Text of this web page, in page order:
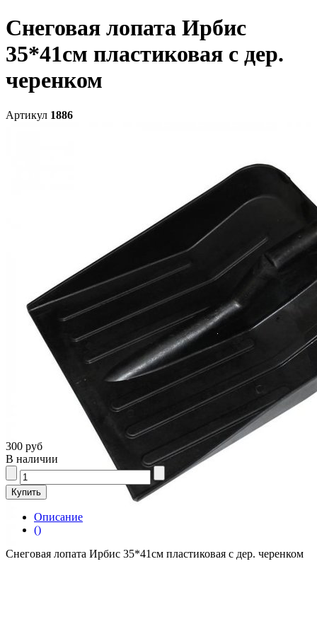
Снеговая лопата Ирбис
35*41см пластиковая с дер.
черенком
Артикул 1886
300 руб
В наличии
Описание
()
Снеговая лопата Ирбис 35*41см пластиковая с дер. черенком